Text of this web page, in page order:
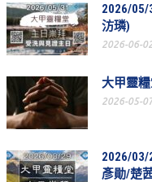
教會節慶_2015年
教會節慶_2014年
教會節慶_2013年
活動影音
活動影音_2025年
2026/
汸璘)
2026-06-
大甲靈
2026-05-
2026/
彥勛/楚